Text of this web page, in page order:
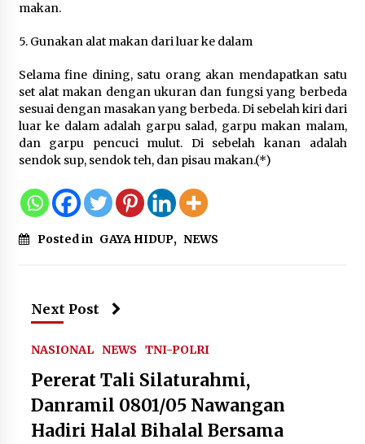
makan.
5. Gunakan alat makan dari luar ke dalam
Selama fine dining, satu orang akan mendapatkan satu
set alat makan dengan ukuran dan fungsi yang berbeda
sesuai dengan masakan yang berbeda. Di sebelah kiri dari
luar ke dalam adalah garpu salad, garpu makan malam,
dan garpu pencuci mulut. Di sebelah kanan adalah
sendok sup, sendok teh, dan pisau makan.(*)
Posted in GAYA HIDUP, NEWS
Next Post
NASIONAL NEWS TNI-POLRI
Pererat Tali Silaturahmi,
Danramil 0801/05 Nawangan
Hadiri Halal Bihalal Bersama